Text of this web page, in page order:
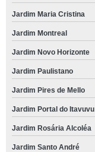
Jardim Maria Cristina
Jardim Montreal
Jardim Novo Horizonte
Jardim Paulistano
Jardim Pires de Mello
Jardim Portal do Itavuvu
Jardim Rosária Alcoléa
Jardim Santo André